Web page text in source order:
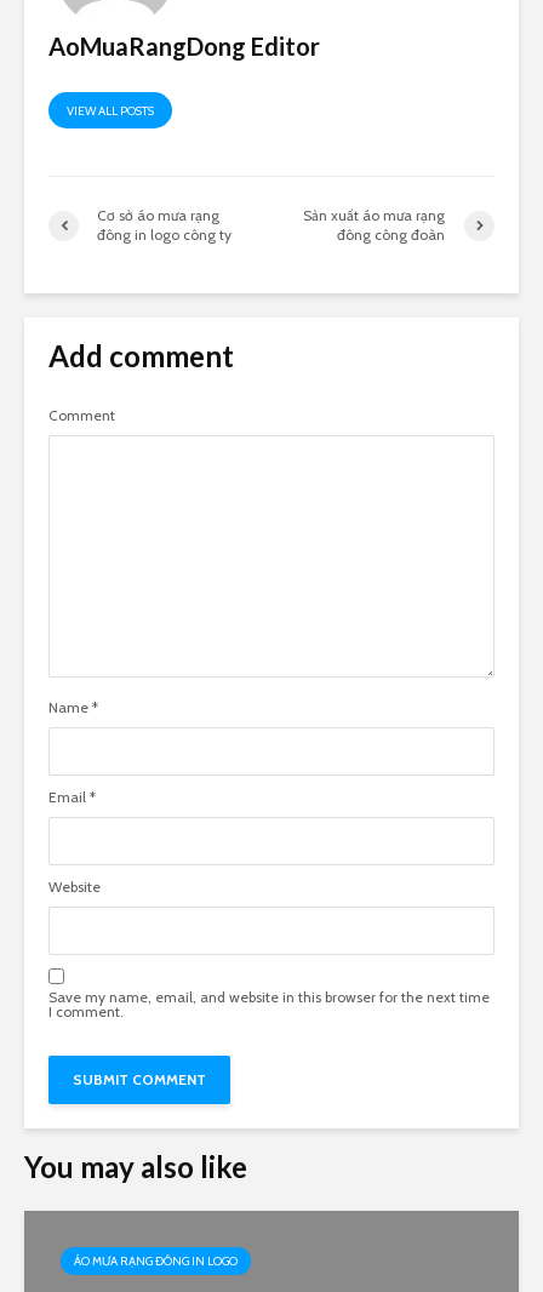
AoMuaRangDong Editor
VIEW ALL POSTS
Cơ sở áo mưa rạng
đông in logo công ty
Sản xuất áo mưa rạng
đông công đoàn
Add comment
Comment
Name *
Email *
Website
Save my name, email, and website in this browser for the next time
I comment.
You may also like
ÁO MƯA RẠNG ĐÔNG IN LOGO